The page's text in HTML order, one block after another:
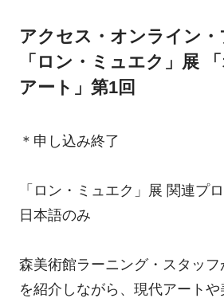
アクセス・オンライン
「ロン・ミュエク」展
アート」第1回
＊申し込み終了
「ロン・ミュエク」展 関連プ
日本語のみ
森美術館ラーニング・スタッ
を紹介しながら、現代アート